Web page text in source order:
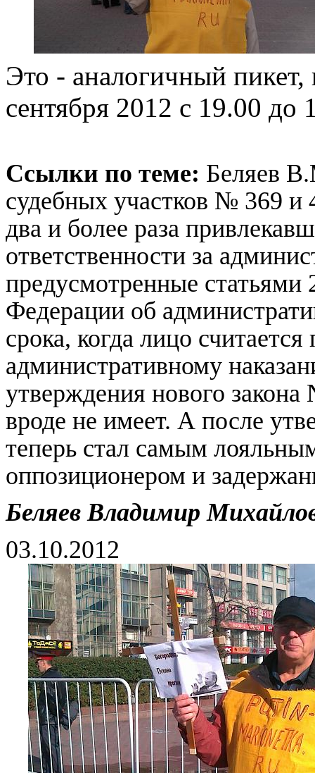
Это - аналогичный
сентября 2012 с 19.00 до
Ссылки по теме: Беляев
судебных участков № 369 и
два и более раза
ответственности за
предусмотренные статьями
Федерации об
срока, когда лицо
административному
утверждения нового
вроде не имеет. А после
теперь стал самым
оппозиционером и
Беляев Владимир
03.10.2012